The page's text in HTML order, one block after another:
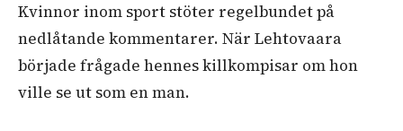
Kvinnor inom sport stöter regelbundet på
nedlåtande kommentarer. När Lehtovaara
började frågade hennes killkompisar om hon
ville se ut som en man.